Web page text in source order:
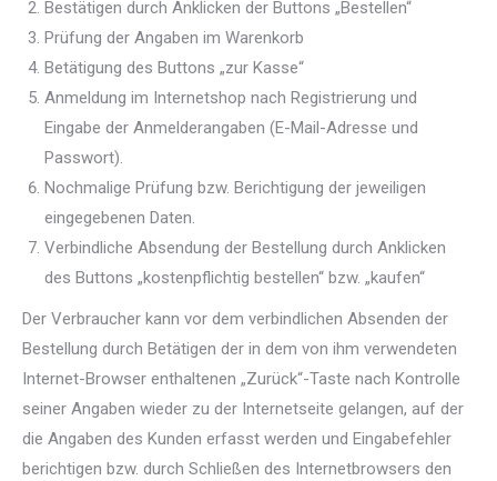
Bestätigen durch Anklicken der Buttons „Bestellen“
Prüfung der Angaben im Warenkorb
Betätigung des Buttons „zur Kasse“
Anmeldung im Internetshop nach Registrierung und
Eingabe der Anmelderangaben (E-Mail-Adresse und
Passwort).
Nochmalige Prüfung bzw. Berichtigung der jeweiligen
eingegebenen Daten.
Verbindliche Absendung der Bestellung durch Anklicken
des Buttons „kostenpflichtig bestellen“ bzw. „kaufen“
Der Verbraucher kann vor dem verbindlichen Absenden der
Bestellung durch Betätigen der in dem von ihm verwendeten
Internet-Browser enthaltenen „Zurück“-Taste nach Kontrolle
seiner Angaben wieder zu der Internetseite gelangen, auf der
die Angaben des Kunden erfasst werden und Eingabefehler
berichtigen bzw. durch Schließen des Internetbrowsers den